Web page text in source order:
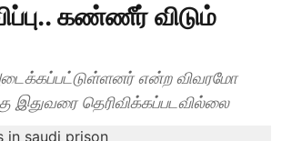
கண்ணீர் விடும்
என்ற விவரமோ
இதுவரை தெரிவிக்கப்படவில்லை